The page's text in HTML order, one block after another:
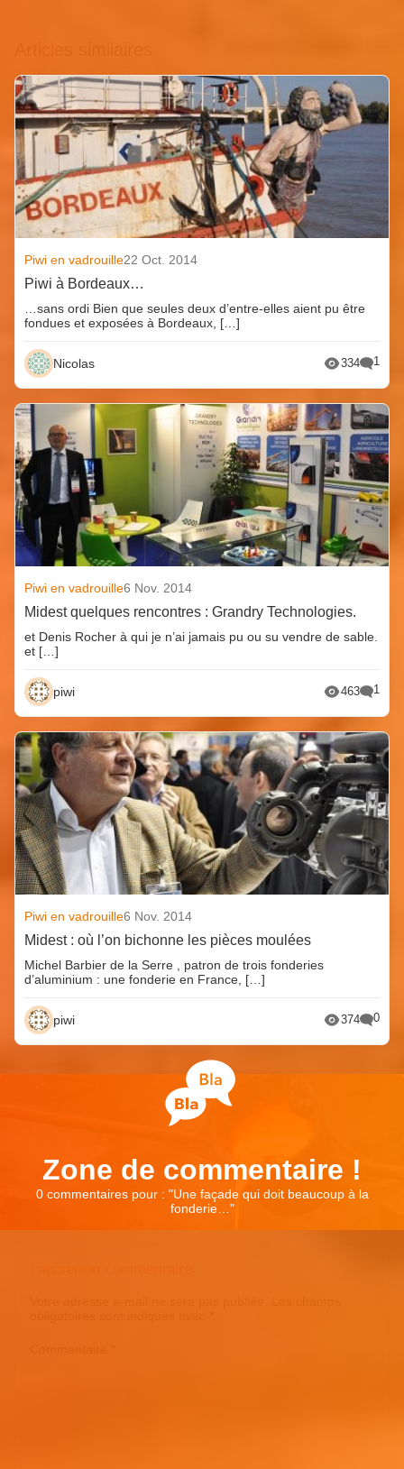
Piwi en vadrouille22 Oct. 2014
Piwi à Bordeaux…
…sans ordi Bien que seules deux d’entre-elles aient pu être
fondues et exposées à Bordeaux, […]
Nicolas 334 1
Piwi en vadrouille6 Nov. 2014
Midest quelques rencontres : Grandry Technologies.
et Denis Rocher à qui je n’ai jamais pu ou su vendre de sable.
et […]
piwi 463 1
Piwi en vadrouille6 Nov. 2014
Midest : où l’on bichonne les pièces moulées
Michel Barbier de la Serre , patron de trois fonderies
d’aluminium : une fonderie en France, […]
piwi 374 0
Zone de commentaire !
0 commentaires pour : "Une façade qui doit beaucoup à la
fonderie… "